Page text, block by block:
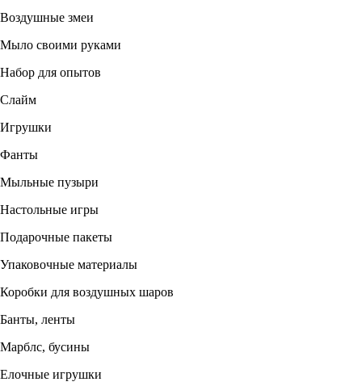
Воздушные змеи
Мыло своими руками
Набор для опытов
Слайм
Игрушки
Фанты
Мыльные пузыри
Настольные игры
Подарочные пакеты
Упаковочные материалы
Коробки для воздушных шаров
Банты, ленты
Марблс, бусины
Елочные игрушки